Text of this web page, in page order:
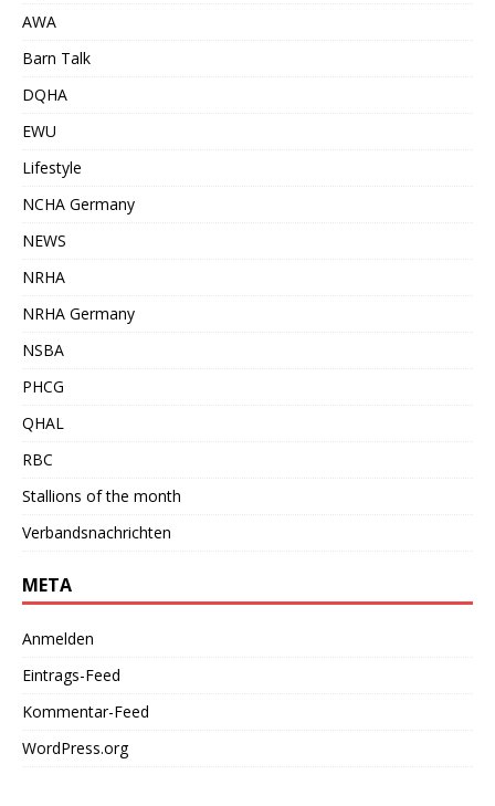
AWA
Barn Talk
DQHA
EWU
Lifestyle
NCHA Germany
NEWS
NRHA
NRHA Germany
NSBA
PHCG
QHAL
RBC
Stallions of the month
Verbandsnachrichten
META
Anmelden
Eintrags-Feed
Kommentar-Feed
WordPress.org